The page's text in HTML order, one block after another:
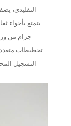
التقليدي،
جرام من
تخطيطات
التسجيل